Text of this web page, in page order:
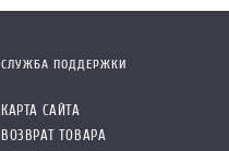
СЛУЖБА ПОДДЕРЖКИ
КАРТА САЙТА
ВОЗВРАТ ТОВАРА